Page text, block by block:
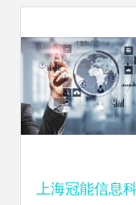
上海冠能信息